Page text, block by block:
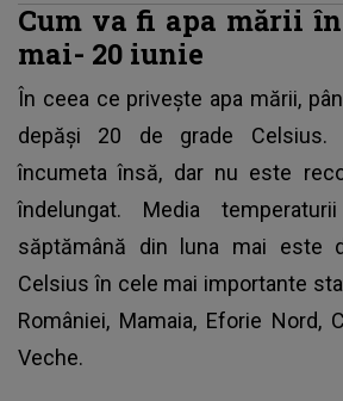
Cum va fi apa mării
mai- 20 iunie
În ceea ce priveşte apa mării,
depăşi 20 de grade Celsius.
încumeta însă, dar nu este
îndelungat. Media
săptămână din luna mai este
Celsius în cele mai importante
României, Mamaia, Eforie Nord,
Veche.